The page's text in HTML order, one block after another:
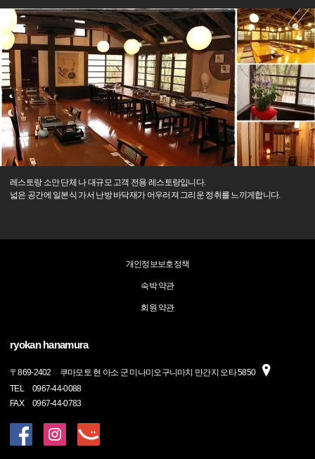
레스토랑 소안 단체 나 대규모 고객 전용 레스토랑입니다.
넓은 공간에 일본식 가서 난방 바닥재가 어우러져 그리운 정취를 느끼게합니다.
개인정보보호정책
숙박 약관
회원 약관
ryokan hanamura
〒869-2402
쿠마모토 현 아소 군 미나미오구니마치 만간지 오타 5850
TEL
0967-44-0088
FAX
0967-44-0783